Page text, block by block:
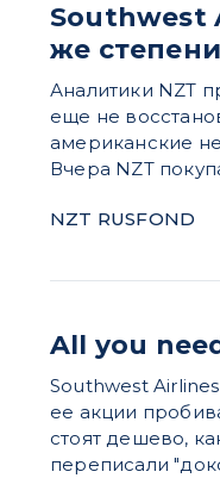
Southwest
же степени
Аналитики NZT
еще не
американские
Вчера NZT
NZT RUSFOND
All you
Southwest
ее акции
стоят дешево,
переписали